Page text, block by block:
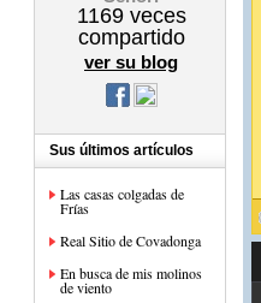
1169veces
compartido
ver su blog
Sus últimos artículos
Las casas colgadas de
Frías
Real Sitio de Covadonga
En busca de mis molinos
de viento